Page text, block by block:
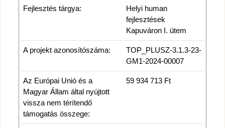
Fejlesztés tárgya:
Helyi human
fejlesztések
Kapuváron I. ütem
A projekt azonosítószáma:
TOP_PLUSZ-3.1.3-23-
GM1-2024-00007
Az Európai Unió és a
Magyar Állam által nyújtott
vissza nem térítendő
támogatás összege:
59 934 713 Ft